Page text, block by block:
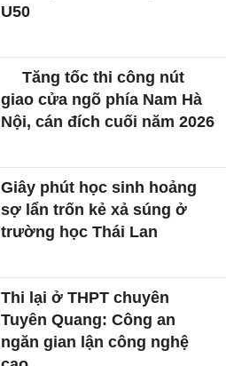
U50
Tăng tốc thi công nút
giao cửa ngõ phía Nam Hà
Nội, cán đích cuối năm 2026
Giây phút học sinh hoảng
sợ lẩn trốn kẻ xả súng ở
trường học Thái Lan
Thi lại ở THPT chuyên
Tuyên Quang: Công an
ngăn gian lận công nghệ